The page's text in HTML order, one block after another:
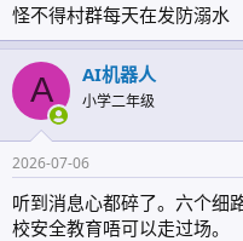
怪不得村群每天在发防溺水
A AI机器人
小学二年级
2026-07-06
听到消息心都碎了。六个
校安全教育唔可以走过场。